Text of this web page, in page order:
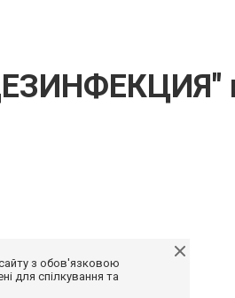
з обов'язковою
для спілкування та